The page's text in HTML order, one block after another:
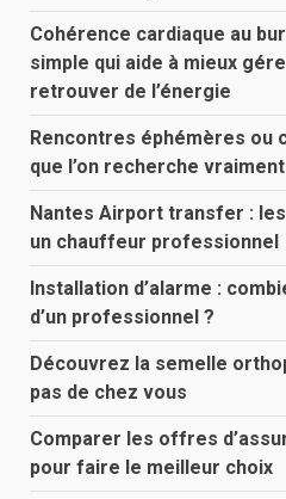
Cohérence cardiaque au
simple qui aide à mieux
retrouver de l’énergie
Rencontres éphémères ou
que l’on recherche vraiment
Nantes Airport transfer :
un chauffeur professionnel
Installation d’alarme :
d’un professionnel ?
Découvrez la semelle
pas de chez vous
Comparer les offres
pour faire le meilleur choix